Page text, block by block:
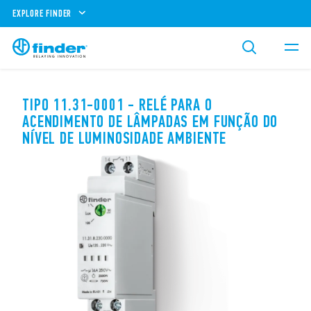
EXPLORE FINDER
TIPO 11.31-0001 - RELÉ PARA O
ACENDIMENTO DE LÂMPADAS EM FUNÇÃO DO
NÍVEL DE LUMINOSIDADE AMBIENTE